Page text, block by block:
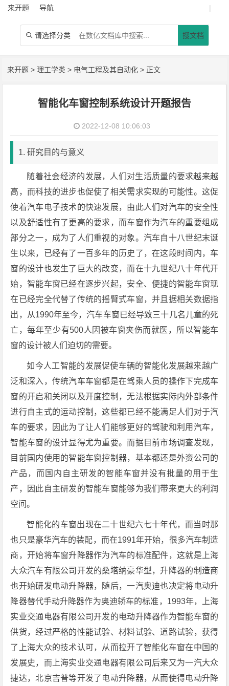
来开题 导航 |
 请选择分类 搜文档
来开题 >理工学类 > 电气工程及其自动化 > 正文
智能化车窗控制系统设计开题报告
2022-12-08 10:06:03
1. 研究目的与意义
随着社会经济的发展，人们对生活质量的要求越来越
高，而科技的进步也促使了相关需求实现的可能性。这促
使着汽车电子技术的快速发展，由此人们对汽车的安全性
以及舒适性有了更高的要求，而车窗作为汽车的重要组成
部分之一，成为了人们重视的对象。汽车自十八世纪末诞
生以来，已经有了一百多年的历史了，在这段时间内，车
窗的设计也发生了巨大的改变，而在十九世纪八十年代开
始，智能车窗已经在逐步兴起，安全、便捷的智能车窗现
在已经完全代替了传统的摇臂式车窗，并且据相关数据指
出，从1990年至今，汽车车窗已经导致三十几名儿童的死
亡，每年至少有500人因被车窗夹伤而就医，所以智能车
窗的设计被人们迫切的需要。
如今人工智能的发展促使车辆的智能化发展越来越广
泛和深入，传统汽车车窗都是在驾乘人员的操作下完成车
窗的开启和关闭以及开度控制，无法根据实际内外部条件
进行自主式的运动控制，这些都已经不能满足人们对于汽
车的要求，因此为了让人们能够更好的驾驶和利用汽车，
智能车窗的设计显得尤为重要。而据目前市场调查发现，
目前国内使用的智能车窗控制器，基本都还是外资公司的
产品，而国内自主研发的智能车窗并没有批量的用于生
产，因此自主研发的智能车窗能够为我们带来更大的利润
空间。
智能化的车窗出现在二十世纪六七十年代，而当时那
也只是豪华汽车的装配，而在1991年开始，很多汽车制造
商，开始将车窗升降器作为汽车的标准配件，这就是上海
大众汽车有限公司开发的桑塔纳豪华型，升降器的制造商
也开始研发电动升降器，随后，一汽奥迪也决定将电动升
降器替代手动升降器作为奥迪轿车的标准，1993年，上海
实业交通电器有限公司开发的电动升降器作为智能车窗的
供货，经过严格的性能试验、材料试验、道路试验，获得
了上海大众的技术认可，从而拉开了智能化车窗在中国的
发展史，而上海实业交通电器有限公司后来又为一汽大众
捷达，北京吉普等开发了电动升降器，从而使得电动升降